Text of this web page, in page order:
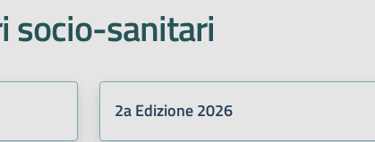
socio-sanitari
2a Edizione 2026